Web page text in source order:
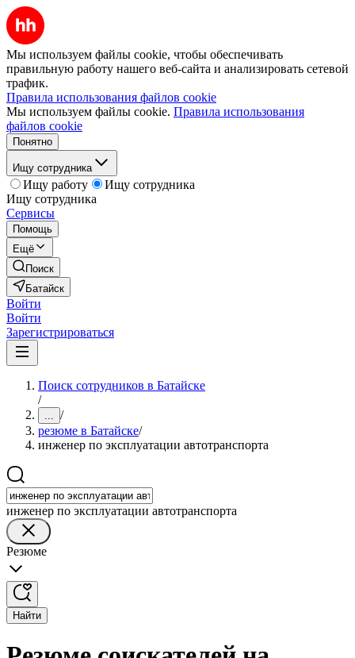
Мы используем файлы cookie, чтобы обеспечивать
правильную работу нашего веб-сайта и анализировать сетевой
трафик.
Правила использования файлов cookie
Мы используем файлы cookie. Правила использования
файлов cookie
Понятно
Ищу сотрудника
Ищу работу
Ищу сотрудника
Ищу сотрудника
Сервисы
Помощь
Ещё
Поиск
Батайск
Войти
Войти
Зарегистрироваться
Поиск сотрудников в Батайске
/
... /
резюме в Батайске/
инженер по эксплуатации автотранспорта
инженер по эксплуатации автотранспорта
Резюме
Найти